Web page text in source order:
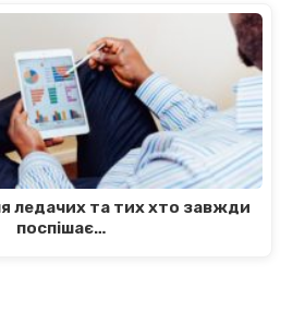
ледачих та тих хто завжди
поспішає…